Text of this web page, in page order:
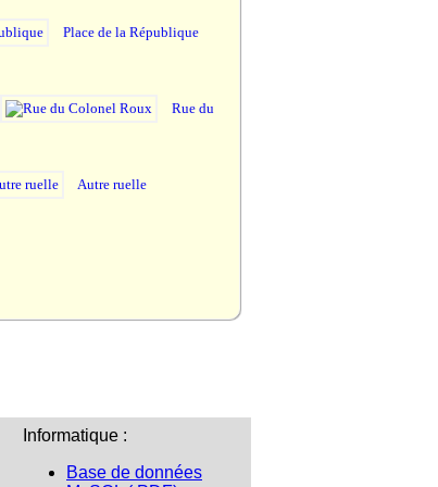
Place de la République
Rue du
Autre ruelle
Informatique :
Base de données